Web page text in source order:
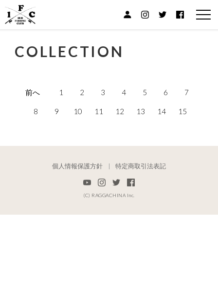
COLLECTION
前へ 1 2 3 4 5 6 7
8 9 10 11 12 13 14 15
個人情報保護方針 特定商取引法表記
(C) RAGGACHINA Inc.